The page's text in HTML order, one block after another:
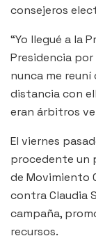
consejeros
“Yo llegué a la
Presidencia
nunca me reuní
distancia con
eran árbitros
El viernes
procedente un
de Movimiento
contra Claudia
campaña,
recursos.